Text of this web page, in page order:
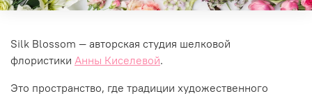
Silk Blossom — авторская студия шелковой
флористики Анны Киселевой.
Это пространство, где традиции художественного